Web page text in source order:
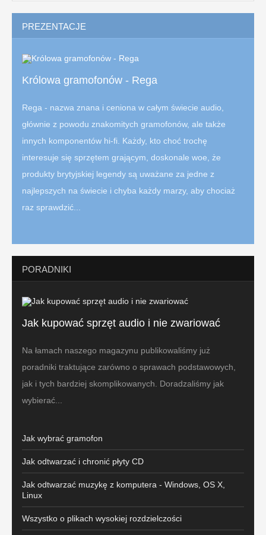
PREZENTACJE
Królowa gramofonów - Rega
Rega - nazwa znana i ceniona w całym świecie audio,
głównie z powodu znakomitych gramofonów, ale także
innych komponentów hi-fi. Każdy, kto choć trochę
interesuje się sprzętem grającym, doskonale woe, że
produkty brytyjskiej legendy są uważane za jedne z
najlepszych na świecie i chyba każdy marzy, aby chociaż
raz sprawdzić...
PORADNIKI
Jak kupować sprzęt audio i nie zwariować
Na łamach naszego magazynu publikowaliśmy już
poradniki traktujące zarówno o sprawach podstawowych,
jak i tych bardziej skomplikowanych. Doradzaliśmy jak
wybierać...
Jak wybrać gramofon
Jak odtwarzać i chronić płyty CD
Jak odtwarzać muzykę z komputera - Windows, OS X,
Linux
Wszystko o plikach wysokiej rozdzielczości